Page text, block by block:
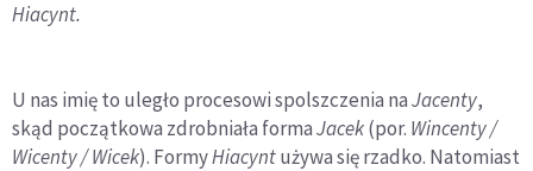
Hiacynt.
U nas imię to uległo procesowi spolszczenia naJacenty,
skąd początkowa zdrobniała formaJacek(por. Wincenty /
Wicenty / Wicek). FormyHiacyntużywa się rzadko. Natomiast